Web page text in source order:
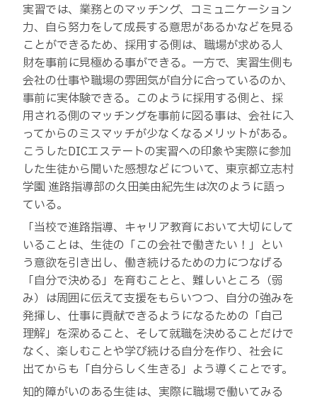
実習では、業務とのマッチング、コミュニケーション
力、自ら努力をして成長する意思があるかなどを見る
ことができるため、採用する側は、職場が求める人
財を事前に見極める事ができる。一方で、実習生側も
会社の仕事や職場の雰囲気が自分に合っているのか、
事前に実体験できる。このように採用する側と、採
用される側のマッチングを事前に図る事は、会社に入
ってからのミスマッチが少なくなるメリットがある。
こうしたDICエステートの実習への印象や実際に参加
した生徒から聞いた感想などについて、東京都立志村
学園 進路指導部の久田美由紀先生は次のように語っ
ている。
「当校で進路指導、キャリア教育において大切にして
いることは、生徒の「この会社で働きたい！」とい
う意欲を引き出し、働き続けるための力につなげる
「自分で決める」を育むことと、難しいところ（弱
み）は周囲に伝えて支援をもらいつつ、自分の強みを
発揮し、仕事に貢献できるようになるための「自己
理解」を深めること、そして就職を決めることだけで
なく、楽しむことや学び続ける自分を作り、社会に
出てからも「自分らしく生きる」よう導くことです。
知的障がいのある生徒は、実際に職場で働いてみる